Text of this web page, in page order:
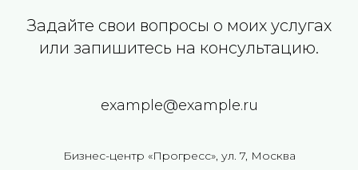
Задайте свои вопросы о моих услугах
или запишитесь на консультацию.
example@example.ru
Бизнес-центр «Прогресс», ул. 7, Москва